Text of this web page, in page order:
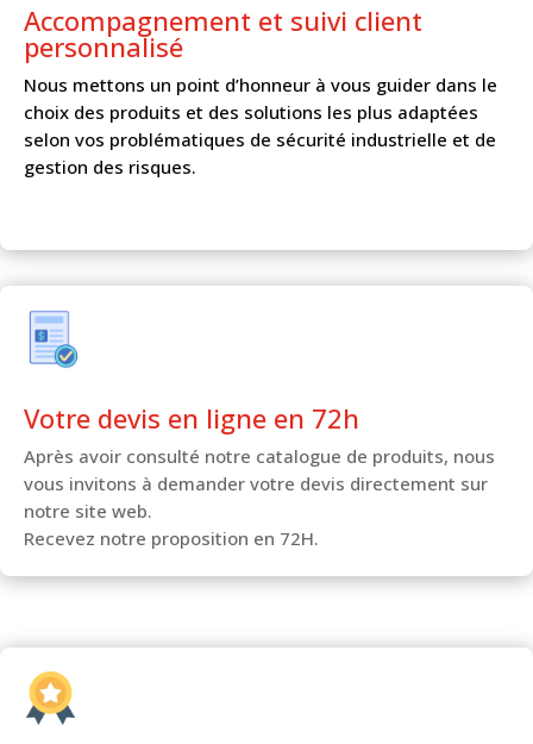
Accompagnement et suivi client
personnalisé
Nous mettons un point d’honneur à vous guider dans le
choix des produits et des solutions les plus adaptées
selon vos problématiques de sécurité industrielle et de
gestion des risques.
Votre devis en ligne en 72h
Après avoir consulté notre catalogue de produits, nous
vous invitons à demander votre devis directement sur
notre site web.
Recevez notre proposition en 72H.